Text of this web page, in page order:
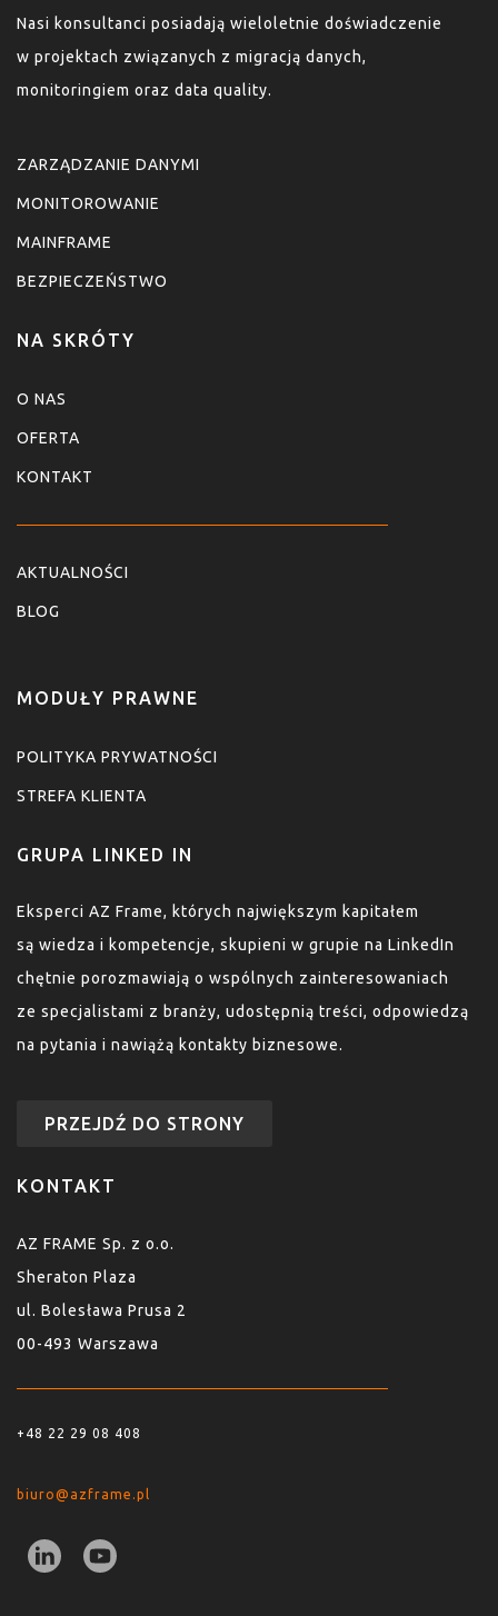
Nasi konsultanci posiadają wieloletnie doświadczenie
w projektach związanych z migracją danych,
monitoringiem oraz data quality.
ZARZĄDZANIE DANYMI
MONITOROWANIE
MAINFRAME
BEZPIECZEŃSTWO
NA SKRÓTY
O NAS
OFERTA
KONTAKT
AKTUALNOŚCI
BLOG
MODUŁY PRAWNE
POLITYKA PRYWATNOŚCI
STREFA KLIENTA
GRUPA LINKED IN
Eksperci AZ Frame, których największym kapitałem
są wiedza i kompetencje, skupieni w grupie na LinkedIn
chętnie porozmawiają o wspólnych zainteresowaniach
ze specjalistami z branży, udostępnią treści, odpowiedzą
na pytania i nawiążą kontakty biznesowe.
PRZEJDŹ DO STRONY
KONTAKT
AZ FRAME Sp. z o.o.
Sheraton Plaza
ul. Bolesława Prusa 2
00-493 Warszawa
+48 22 29 08 408
biuro@azframe.pl